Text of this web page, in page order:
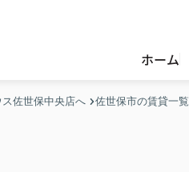
ホーム
佐世保中央店へ 佐世保市の賃貸一覧